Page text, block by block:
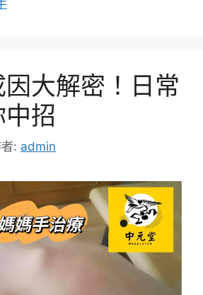
大解密！日常
招
: admin